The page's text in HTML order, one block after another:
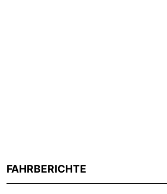
FAHRBERICHTE